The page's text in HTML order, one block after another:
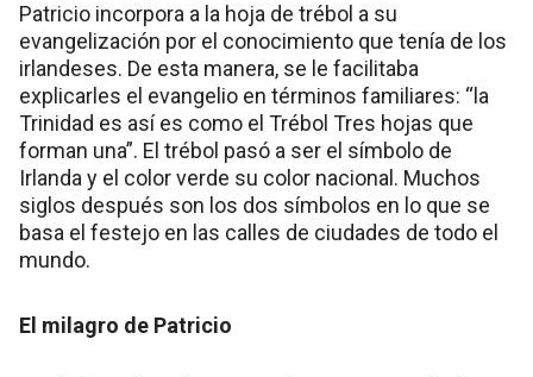
Patricio incorpora a la hoja de trébol a su
evangelización por el conocimiento que tenía de los
irlandeses. De esta manera, se le facilitaba
explicarles el evangelio en términos familiares: “la
Trinidad es así es como el Trébol Tres hojas que
forman una”. El trébol pasó a ser el símbolo de
Irlanda y el color verde su color nacional. Muchos
siglos después son los dos símbolos en lo que se
basa el festejo en las calles de ciudades de todo el
mundo.
El milagro de Patricio